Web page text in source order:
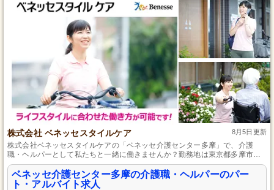
株式会社 ベネッセスタイルケア 8月5日更新
株式会社ベネッセスタイルケアの「ベネッセ介護センター多摩」で、介護
職・ヘルパーとして私たちと一緒に働きませんか？勤務地は東京都多摩市、
あなたの経験を活かせる働きやすい環境が整っています。パート・アルバイ
トとして、柔軟な勤務形態でライフスタイルに合わせた働き方が可能です。
あなたのご応募をお待ちしております！
ベネッセ介護センター多摩の介護職・ヘルパーのパー
ト・アルバイト求人